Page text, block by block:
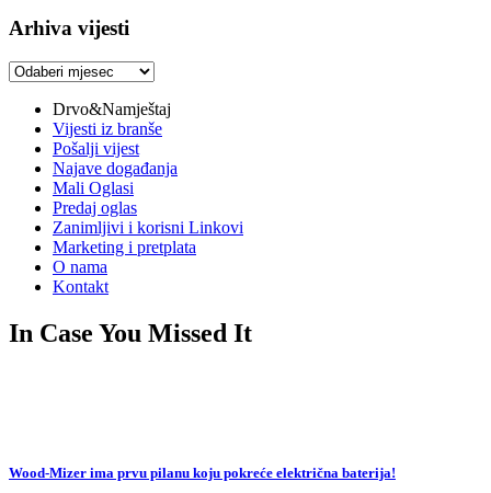
Arhiva vijesti
Arhiva
Drvo&Namještaj
Vijesti iz branše
Pošalji vijest
Najave događanja
Mali Oglasi
Predaj oglas
Zanimljivi i korisni Linkovi
Marketing i pretplata
O nama
Kontakt
In Case You Missed It
Wood-Mizer ima prvu pilanu koju pokreće električna baterija!